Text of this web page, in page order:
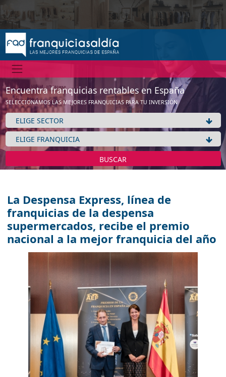
Encuentra franquicias rentables en España
SELECCIONAMOS LAS MEJORES FRANQUICIAS PARA TU INVERSIÓN
BUSCAR
La Despensa Express, línea de
franquicias de la despensa
supermercados, recibe el premio
nacional a la mejor franquicia del año